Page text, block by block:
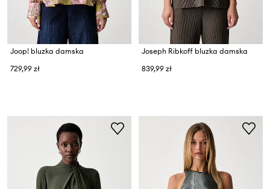
Joop! bluzka damska
729,99 zł
Joseph Ribkoff bluzka damska
839,99 zł